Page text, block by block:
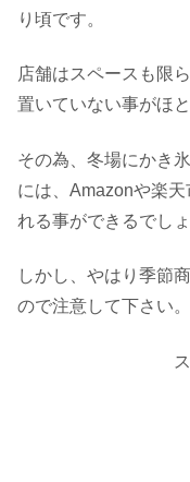
り頃です。
店舗はスペースも限
置いていない事がほと
その為、冬場にかき
には、Amazonや楽
れる事ができるでしょ
しかし、やはり季節
ので注意して下さい。